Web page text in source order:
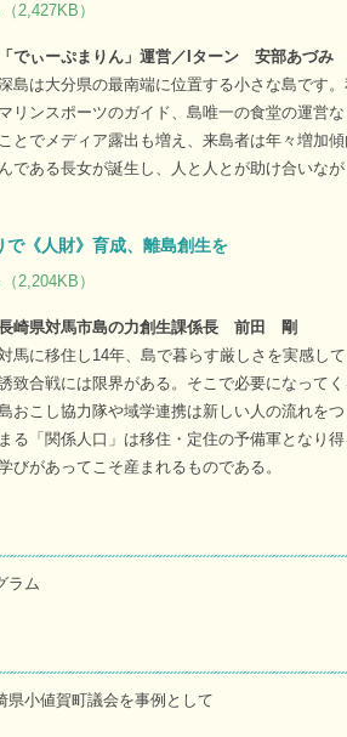
2,427KB）
「でぃーぷまりん」運営／Iターン 安部あづみ
島は大分県の最南端に位置する小さな島です
マリンスポーツのガイド、島唯一の食堂の運営
ことでメディア露出も増え、来島者は年々増加
んである長女が誕生し、人と人とが助け合いな
で《人財》育成、離島創生を
2,204KB）
崎県対馬市島の力創生課係長 前田 剛
馬に移住し14年、島で暮らす厳しさを実感し
致合戦には限界がある。そこで必要になって
おこし協力隊や域学連携は新しい人の流れを
まる「関係人口」は移住・定住の予備軍となり
びがあってこそ産まれるものである。
ラム
小値賀町議会を事例として